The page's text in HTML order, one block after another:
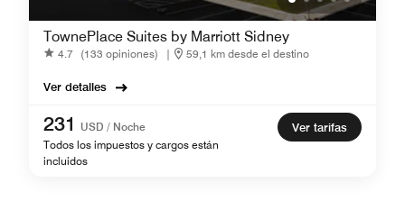
TownePlace Suites by Marriott Sidney
4.7 (133 opiniones) | 59,1 km desde el destino
Ver detalles
231
USD / Noche
Todos los impuestos y cargos están
incluidos
Ver tarifas